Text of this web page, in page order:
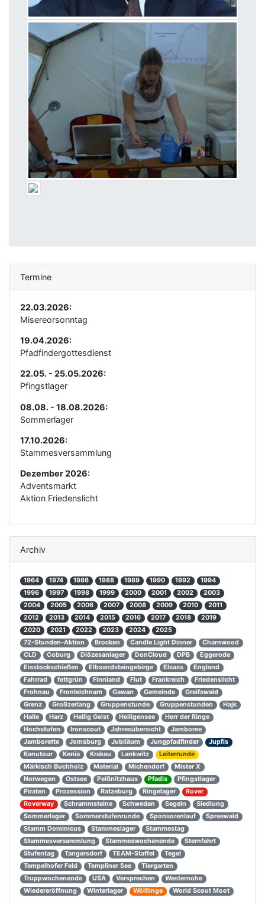
Termine
22.03.2026:
Misereorsonntag
19.04.2026:
Pfadfindergottesdienst
22.05. - 25.05.2026:
Pfingstlager
08.08. - 18.08.2026:
Sommerlager
17.10.2026:
Stammesversammlung
Dezember 2026:
Adventsmarkt
Aktion Friedenslicht
Archiv
1964 1974 1986 1988 1989 1990 1992
1994
1996
1997 1998 1999 2000 2001 2002
2003
2004
2005 2006 2007 2008 2009 2010
2011
2012
2013 2014 2015 2016 2017 2018
2019
2020
2021 2022 2023 2024
2025
72-Stunden-Aktion
Brocken Candle Light Dinner
Charnwood
CLD
Coburg Diözesanlager DonCloud DPB
Eggerode
Eisstockschießen
Elbsandsteingebirge Elsass
England
Fahrrad
fettgrün Finnland Flut Frankreich
Friedenslicht
Frohnau
Fronleichnam Gawan Gemeinde
Greifswald
Grenz
Großzerlang Gruppenstunde Gruppenstunden
Hajk
Halle
Harz Heilig Geist Heiligensee
Herr der Ringe
Hochstufen
Ironscout Jahresübersicht
Jamboree
Jamborette
Jomsburg Jubiläum Jungpfadfinder
Jupfis
Kanutour
Kenia Krakau Lankwitz
Leiterrunde
Märkisch Buchholz
Material Michendorf
Mister X
Norwegen
Ostsee Peißnitzhaus Pfadis
Pfingstlager
Piraten
Prozession Ratzeburg Ringelager
Rover
Roverway
Schrammsteine Schweden Segeln
Siedlung
Sommerlager
Sommerstufenrunde Sponsorenlauf
Spreewald
Stamm Dominicus
Stammeslager
Stammestag
Stammesversammlung
Stammeswochenende
Sternfahrt
Stufentag
Tangersdorf TEAM-Staffel
Tegel
Tempelhofer Feld
Templiner See
Tiergarten
Truppwochenende
USA Versprechen
Westernohe
Wiedereröffnung
Winterlager Wölflinge World Scout Moot